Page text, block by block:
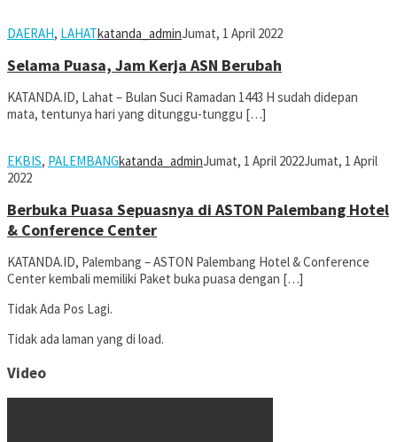
DAERAH, LAHATkatanda_adminJumat, 1 April 2022
Selama Puasa, Jam Kerja ASN Berubah
KATANDA.ID, Lahat – Bulan Suci Ramadan 1443 H sudah didepan
mata, tentunya hari yang ditunggu-tunggu […]
EKBIS, PALEMBANGkatanda_adminJumat, 1 April 2022Jumat, 1 April
2022
Berbuka Puasa Sepuasnya di ASTON Palembang Hotel
& Conference Center
KATANDA.ID, Palembang – ASTON Palembang Hotel & Conference
Center kembali memiliki Paket buka puasa dengan […]
Tidak Ada Pos Lagi.
Tidak ada laman yang di load.
Video